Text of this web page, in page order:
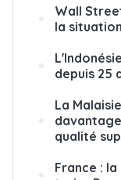
Wall
la
depuis 25
La
qualité
France :